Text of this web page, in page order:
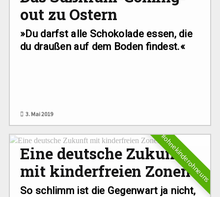
out zu Ostern
»Du darfst alle Schokolade essen, die
du draußen auf dem Boden findest.«
3. Mai 2019
#ohnekinderohneuns
Eine deutsche Zukunft
mit kinderfreien Zonen
So schlimm ist die Gegenwart ja nicht,